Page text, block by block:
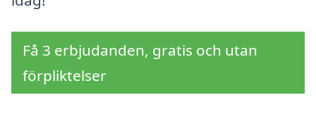
Få 3 erbjudanden, gratis och utan
förpliktelser